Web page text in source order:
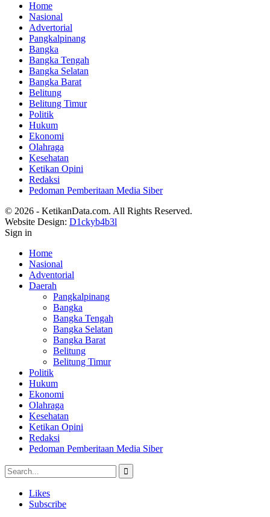
Home
Nasional
Advertorial
Pangkalpinang
Bangka
Bangka Tengah
Bangka Selatan
Bangka Barat
Belitung
Belitung Timur
Politik
Hukum
Ekonomi
Olahraga
Kesehatan
Ketikan Opini
Redaksi
Pedoman Pemberitaan Media Siber
© 2026 - KetikanData.com. All Rights Reserved.
Website Design: D1ckyb4b3l
Sign in
Home
Nasional
Adventorial
Daerah
Pangkalpinang
Bangka
Bangka Tengah
Bangka Selatan
Bangka Barat
Belitung
Belitung Timur
Politik
Hukum
Ekonomi
Olahraga
Kesehatan
Ketikan Opini
Redaksi
Pedoman Pemberitaan Media Siber
Likes
Subscribe